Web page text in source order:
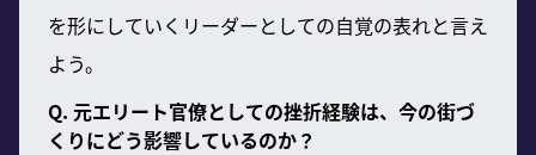
を形にしていくリーダーとしての自覚の表れと言え
よう。
Q. 元エリート官僚としての挫折経験は、今の街づ
くりにどう影響しているのか？